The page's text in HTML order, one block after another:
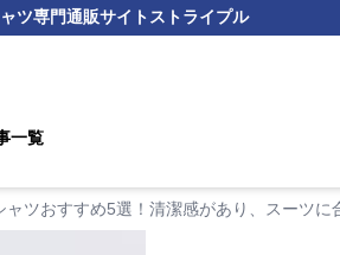
ツ専門通販サイト ストライプル
一覧
ツおすすめ5選！清潔感があり、スーツ